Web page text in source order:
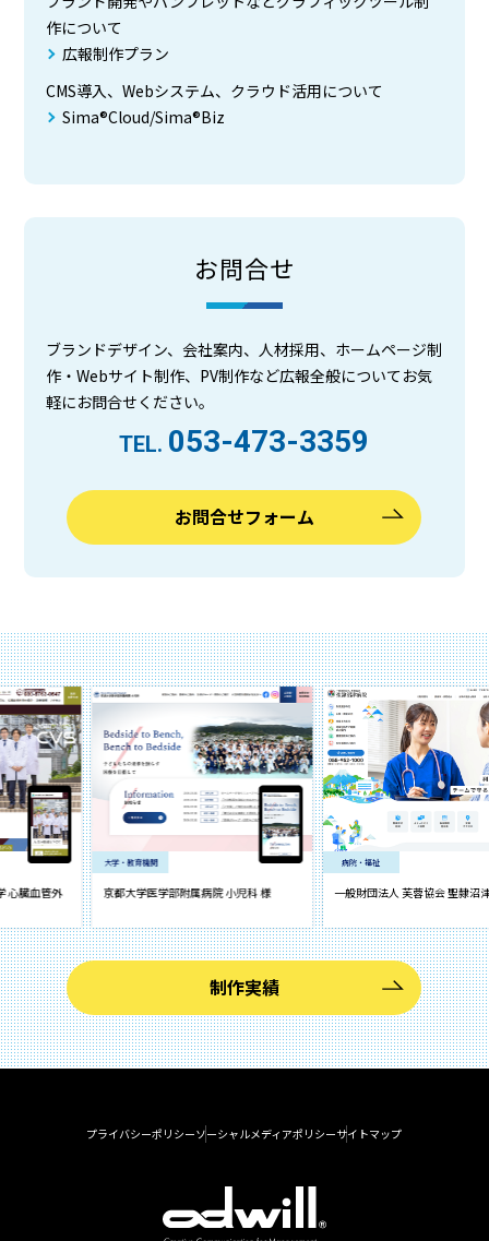
作について
広報制作プラン
CMS導入、Webシステム、クラウド活用について
Sima®Cloud/Sima®Biz
お問合せ
ブランドデザイン、会社案内、人材採用、ホームページ制
作・Webサイト制作、PV制作など広報全般についてお気
軽にお問合せください。
TEL. 053-473-3359
お問合せフォーム
管外
大学・教育機関
京都大学医学部附属病院 小児科 様
病院・福祉
一般財団法人 芙蓉協会 聖隷沼津病院
制作実績
プライバシーポリシーソーシャルメディアポリシーサイトマップ